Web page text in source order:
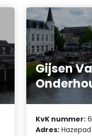
Gijsen
KvK nummer:
Adres: Hazepad